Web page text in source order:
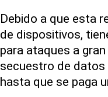
Debido a que esta
de dispositivos,
para ataques a
secuestro de
hasta que se paga